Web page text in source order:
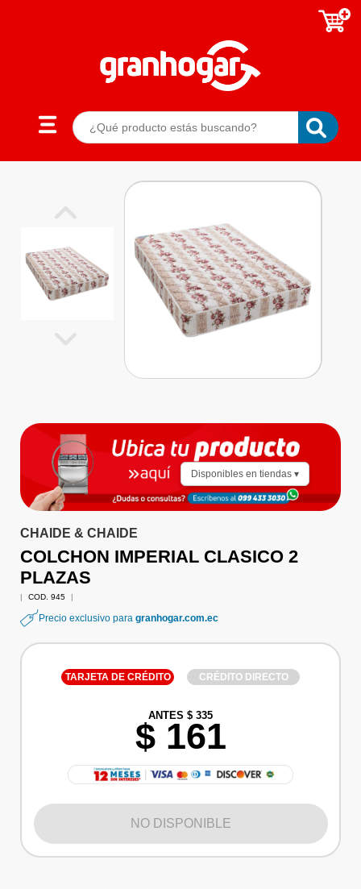
Disponibles en tiendas ▾
CHAIDE & CHAIDE
COLCHON IMPERIAL CLASICO 2
PLAZAS
| COD. 945 |
Precio exclusivo para granhogar.com.ec
TARJETA DE CRÉDITO CRÉDITO DIRECTO
ANTES $ 335
$ 161
NO DISPONIBLE